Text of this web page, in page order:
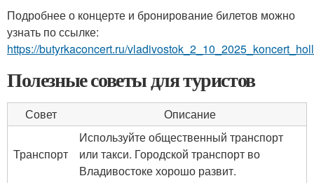
Подробнее о концерте и бронирование билетов можно
узнать по ссылке:
https://butyrkaconcert.ru/
Полезные советы для туристов
Совет Описание
Транспорт
Используйте общественный транспорт
или такси. Городской транспорт во
Владивостоке хорошо развит.